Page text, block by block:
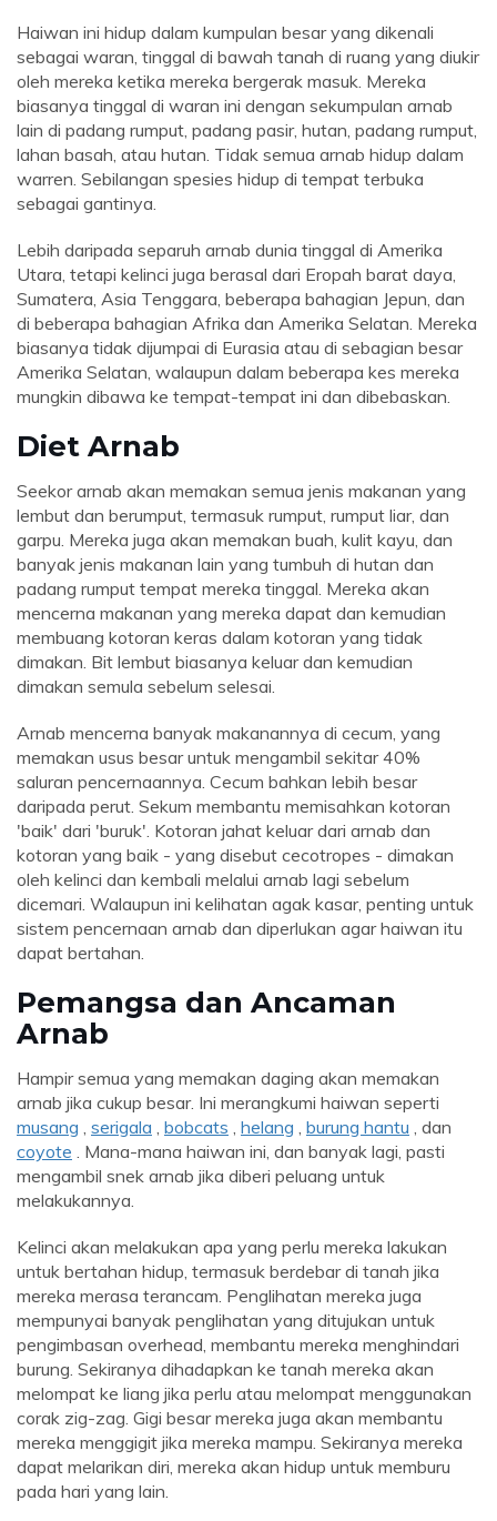
Haiwan ini hidup dalam kumpulan besar yang dikenali
sebagai waran, tinggal di bawah tanah di ruang yang diukir
oleh mereka ketika mereka bergerak masuk. Mereka
biasanya tinggal di waran ini dengan sekumpulan arnab
lain di padang rumput, padang pasir, hutan, padang rumput,
lahan basah, atau hutan. Tidak semua arnab hidup dalam
warren. Sebilangan spesies hidup di tempat terbuka
sebagai gantinya.
Lebih daripada separuh arnab dunia tinggal di Amerika
Utara, tetapi kelinci juga berasal dari Eropah barat daya,
Sumatera, Asia Tenggara, beberapa bahagian Jepun, dan
di beberapa bahagian Afrika dan Amerika Selatan. Mereka
biasanya tidak dijumpai di Eurasia atau di sebagian besar
Amerika Selatan, walaupun dalam beberapa kes mereka
mungkin dibawa ke tempat-tempat ini dan dibebaskan.
Diet Arnab
Seekor arnab akan memakan semua jenis makanan yang
lembut dan berumput, termasuk rumput, rumput liar, dan
garpu. Mereka juga akan memakan buah, kulit kayu, dan
banyak jenis makanan lain yang tumbuh di hutan dan
padang rumput tempat mereka tinggal. Mereka akan
mencerna makanan yang mereka dapat dan kemudian
membuang kotoran keras dalam kotoran yang tidak
dimakan. Bit lembut biasanya keluar dan kemudian
dimakan semula sebelum selesai.
Arnab mencerna banyak makanannya di cecum, yang
memakan usus besar untuk mengambil sekitar 40%
saluran pencernaannya. Cecum bahkan lebih besar
daripada perut. Sekum membantu memisahkan kotoran
'baik' dari 'buruk'. Kotoran jahat keluar dari arnab dan
kotoran yang baik - yang disebut cecotropes - dimakan
oleh kelinci dan kembali melalui arnab lagi sebelum
dicemari. Walaupun ini kelihatan agak kasar, penting untuk
sistem pencernaan arnab dan diperlukan agar haiwan itu
dapat bertahan.
Pemangsa dan Ancaman
Arnab
Hampir semua yang memakan daging akan memakan
arnab jika cukup besar. Ini merangkumi haiwan seperti
musang serigala bobcats helang burung hantu , dan
coyote . Mana-mana haiwan ini, dan banyak lagi, pasti
mengambil snek arnab jika diberi peluang untuk
melakukannya.
Kelinci akan melakukan apa yang perlu mereka lakukan
untuk bertahan hidup, termasuk berdebar di tanah jika
mereka merasa terancam. Penglihatan mereka juga
mempunyai banyak penglihatan yang ditujukan untuk
pengimbasan overhead, membantu mereka menghindari
burung. Sekiranya dihadapkan ke tanah mereka akan
melompat ke liang jika perlu atau melompat menggunakan
corak zig-zag. Gigi besar mereka juga akan membantu
mereka menggigit jika mereka mampu. Sekiranya mereka
dapat melarikan diri, mereka akan hidup untuk memburu
pada hari yang lain.